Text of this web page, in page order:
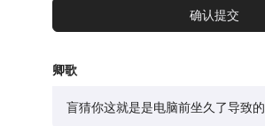
卿歌
盲猜你这就是是电脑前坐久了导致的